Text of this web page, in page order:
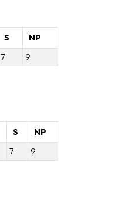
S
NP
7 9
S
NP
7 9